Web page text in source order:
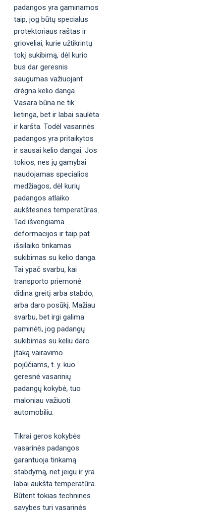
padangos yra gaminamos
taip, jog būtų specialus
protektoriaus raštas ir
grioveliai, kurie užtikrintų
tokį sukibimą, dėl kurio
bus dar geresnis
saugumas važiuojant
drėgna kelio danga.
Vasara būna ne tik
lietinga, bet ir labai saulėta
ir karšta. Todėl vasarinės
padangos yra pritaikytos
ir sausai kelio dangai. Jos
tokios, nes jų gamybai
naudojamas specialios
medžiagos, dėl kurių
padangos atlaiko
aukštesnes temperatūras.
Tad išvengiama
deformacijos ir taip pat
išsilaiko tinkamas
sukibimas su kelio danga.
Tai ypač svarbu, kai
transporto priemonė
didina greitį arba stabdo,
arba daro posūkį. Mažiau
svarbu, bet irgi galima
paminėti, jog padangų
sukibimas su keliu daro
įtaką vairavimo
pojūčiams, t. y. kuo
geresnė vasarinių
padangų kokybė, tuo
maloniau važiuoti
automobiliu.
Tikrai geros kokybės
vasarinės padangos
garantuoja tinkamą
stabdymą, net jeigu ir yra
labai aukšta temperatūra.
Būtent tokias technines
savybes turi vasarinės